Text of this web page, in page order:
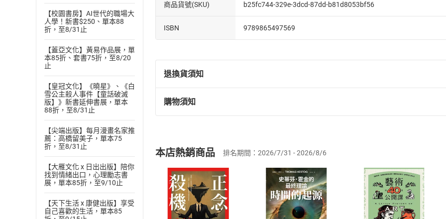
【校園書房】AI世代的職場大
人學！新書$250、單本88
折，至8/31止
【蓋亞文化】黃易作品展，單
本85折、套書75折，至8/20
止
【皇冠文化】《曉星》、《白
雪公主殺人事件【童話破滅
版】》新書延伸書展，單本
88折，至8/31止
【尖端出版】每月漫畫名家推
薦：高橋留美子，單本75
折，至8/31止
【大雁文化 x 日出出版】陪你
找到情緒出口，心理勵志書
展，單本85折，至9/10止
【天下生活 x 康健出版】享受
自己喜歡的生活，單本85
商品貨號(SKU) b25fc744-329e-3dcd-87dd-b81d8053bf56
ISBN 9789865497569
退換貨須知
退換貨規定：
(一)依消費者保護法第19條第1項後段暨通訊交易解除權合理例外情事適用
(二)消費者訂購本店鋪之商品即代表知悉本店鋪所銷售之商品為電子書，
且已下載/存取電子書，不得請求退貨退款。
退貨方式：您欲取消訂單或辦理退貨時，請登入樂天市場，並於「我的訂單
貨」，本店鋪將依您的申請進行審核，待審核通過後將為您辦理退款事宜。
請注意，樂天市場須以整筆訂單為單位進行取消/退貨，恕無法以單支商品取
購物須知
挑選商品
Choose
放入購物車
Shopping cart
登入帳號
Login
本店熱銷商品 排名期間：2026/7/31 - 2026/8/6